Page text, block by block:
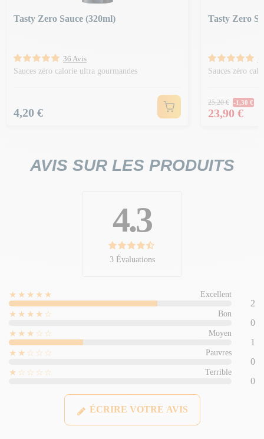
Tasty Zero Sauce (320ml)
36 Avis
Sauces zéro calorie ultra gourmandes
Prix
4,20 €
Tasty Zero
Sauces zéro
Prix
25,20 € -1,30 €
Prix
23,90 €
AVIS SUR LES PRODUITS
4.3
3 Évaluations
★★★★★ Excellent
2
★★★★☆
Bon
0
★★★☆☆
Moyen
1
★★☆☆☆
Pauvres
0
★☆☆☆☆
Terrible
0
ÉCRIRE VOTRE AVIS